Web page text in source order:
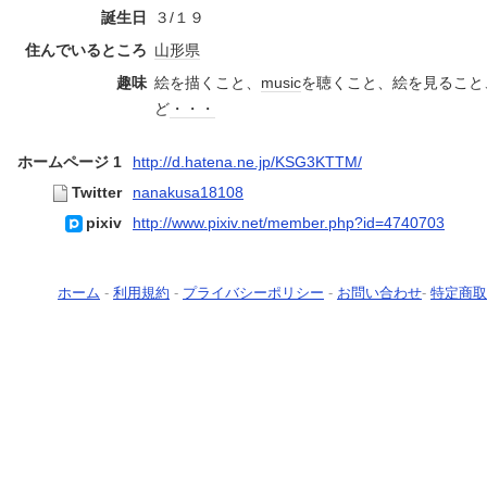
誕生日
３/１９
住んでいるところ 山形県
趣味 絵を描くこと、 musicを聴くこと、絵を見るこ
ど ・・・
ホームページ 1
http://d.hatena.ne.jp/KSG3KTTM/
Twitter
nanakusa18108
pixiv
http://www.pixiv.net/member.php?id=4740703
ホーム - 利用規約 - プライバシーポリシー - お問い合わせ- 特定商